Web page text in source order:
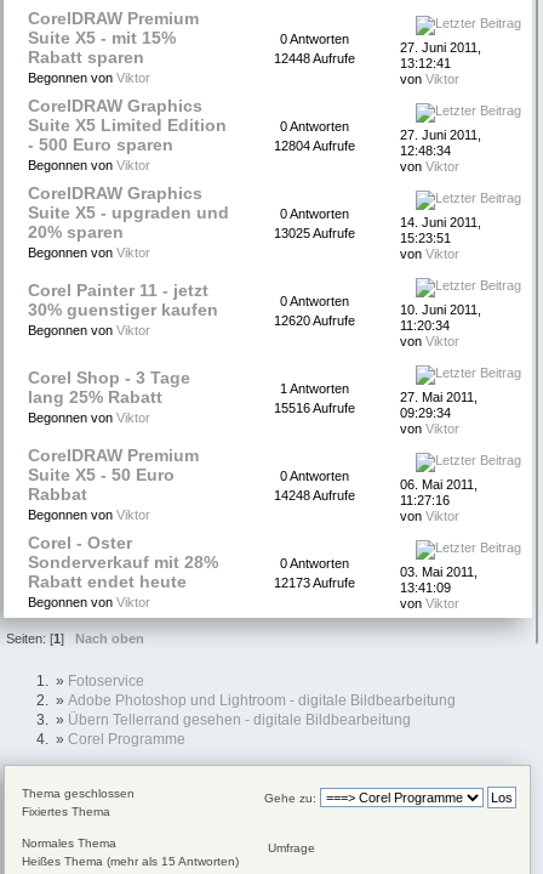
CorelDRAW Premium
Suite X5 - mit 15%
Rabatt sparen
Begonnen von Viktor
0 Antworten
12448 Aufrufe
27. Juni 2011,
13:12:41
von Viktor
CorelDRAW Graphics
Suite X5 Limited Edition
- 500 Euro sparen
Begonnen von Viktor
0 Antworten
12804 Aufrufe
27. Juni 2011,
12:48:34
von Viktor
CorelDRAW Graphics
Suite X5 - upgraden und
20% sparen
Begonnen von Viktor
0 Antworten
13025 Aufrufe
14. Juni 2011,
15:23:51
von Viktor
Corel Painter 11 - jetzt
30% guenstiger kaufen
Begonnen von Viktor
0 Antworten
12620 Aufrufe
10. Juni 2011,
11:20:34
von Viktor
Corel Shop - 3 Tage
lang 25% Rabatt
Begonnen von Viktor
1 Antworten
15516 Aufrufe
27. Mai 2011,
09:29:34
von Viktor
CorelDRAW Premium
Suite X5 - 50 Euro
Rabbat
Begonnen von Viktor
0 Antworten
14248 Aufrufe
06. Mai 2011,
11:27:16
von Viktor
Corel - Oster
Sonderverkauf mit 28%
Rabatt endet heute
Begonnen von Viktor
0 Antworten
12173 Aufrufe
03. Mai 2011,
13:41:09
von Viktor
Seiten: [1] Nach oben
» Fotoservice
» Adobe Photoshop und Lightroom - digitale Bildbearbeitung
» Übern Tellerrand gesehen - digitale Bildbearbeitung
» Corel Programme
Gehe zu:
Normales Thema
Heißes Thema (mehr als 15 Antworten)
Thema geschlossen
Fixiertes Thema
Umfrage